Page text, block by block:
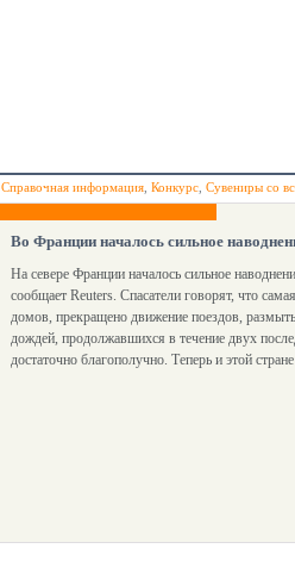
Справочная информация Конкурс Сувениры со
Во Франции началось сильное
На севере Франции началось сильное
сообщает Reuters. Спасатели говорят, что
домов, прекращено движение поездов,
дождей, продолжавшихся в течение двух
достаточно благополучно. Теперь и этой